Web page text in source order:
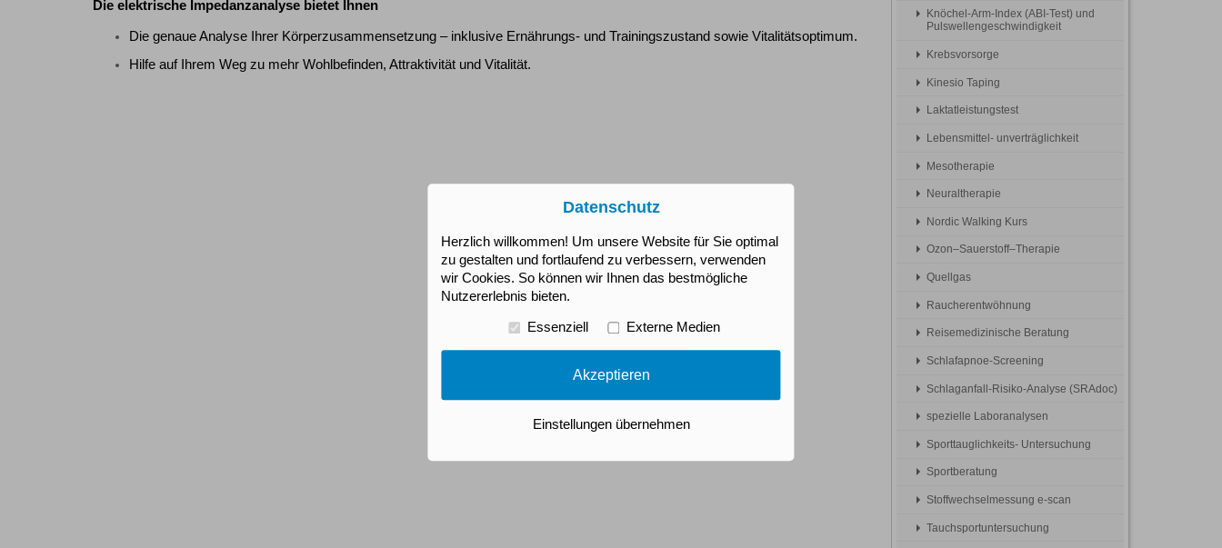
Die elektrische Impedanzanalyse bietet Ihnen
Die genaue Analyse Ihrer Körperzusammensetzung – inklusive Ernährungs- und Trainingszustand sowie Vitalitätsoptimum.
Hilfe auf Ihrem Weg zu mehr Wohlbefinden, Attraktivität und Vitalität.
Knöchel-Arm-Index (ABI-Test) und
Pulswellengeschwindigkeit
Krebsvorsorge
Kinesio Taping
Laktatleistungstest
Lebensmittel- unverträglichkeit
Mesotherapie
Neuraltherapie
Nordic Walking Kurs
Ozon–Sauerstoff–Therapie
Quellgas
Raucherentwöhnung
Reisemedizinische Beratung
Schlafapnoe-Screening
Schlaganfall-Risiko-Analyse (SRAdoc)
spezielle Laboranalysen
Sporttauglichkeits- Untersuchung
Sportberatung
Stoffwechselmessung e-scan
Tauchsportuntersuchung
Datenschutz
Herzlich willkommen! Um unsere Website für Sie optimal
zu gestalten und fortlaufend zu verbessern, verwenden
wir Cookies. So können wir Ihnen das bestmögliche
Nutzererlebnis bieten.
Essenziell Externe Medien
Akzeptieren
Einstellungen übernehmen